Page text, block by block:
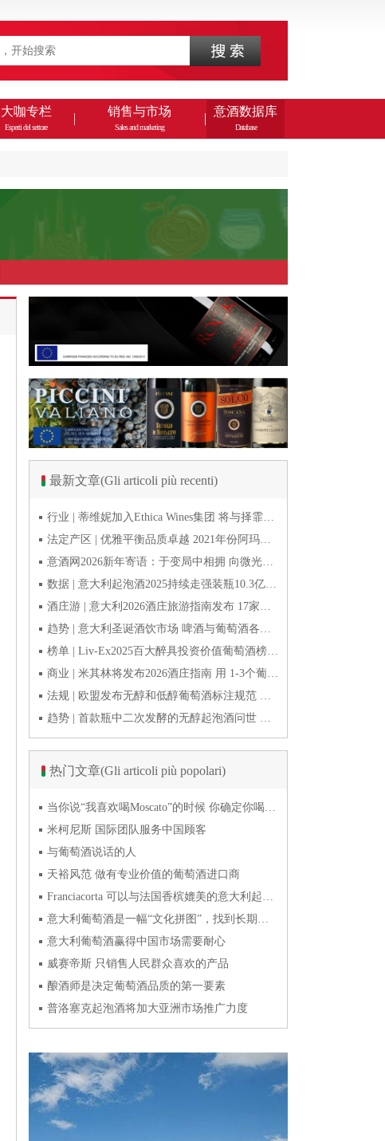
大咖专栏
Esperti del settore
销售与市场
Sales and marketing
意酒数据库
Database
最新文章(Gli articoli più recenti)
行业 | 蒂维妮加入Ethica Wines集团 将与择霏罗共拓中国市场
法定产区 | 优雅平衡品质卓越 2021年份阿玛罗尼Amarone全球预品会落幕
意酒网2026新年寄语：于变局中相拥 向微光而前行
数据 | 意大利起泡酒2025持续走强装瓶10.3亿瓶 普罗塞克风靡全球
酒庄游 | 意大利2026酒庄旅游指南发布 17家葡萄酒博物馆别错过
趋势 | 意大利圣诞酒饮市场 啤酒与葡萄酒各自精彩
榜单 | Liv-Ex2025百大醉具投资价值葡萄酒榜单发布 20款意酒入选
商业 | 米其林将发布2026酒庄指南 用 1-3个葡萄串为部分酒庄评级
法规 | 欧盟发布无醇和低醇葡萄酒标注规范 无醇酒可以被种出来吗
趋势 | 首款瓶中二次发酵的无醇起泡酒问世 意大利酿酒师用特种酵母开创历史
热门文章(Gli articoli più popolari)
当你说“我喜欢喝Moscato”的时候 你确定你喝的到底是什么吗？
米柯尼斯 国际团队服务中国顾客
与葡萄酒说话的人
天裕风范 做有专业价值的葡萄酒进口商
Franciacorta 可以与法国香槟媲美的意大利起泡酒
意大利葡萄酒是一幅“文化拼图”，找到长期合作伙伴最具挑战
意大利葡萄酒赢得中国市场需要耐心
威赛帝斯 只销售人民群众喜欢的产品
酿酒师是决定葡萄酒品质的第一要素
普洛塞克起泡酒将加大亚洲市场推广力度